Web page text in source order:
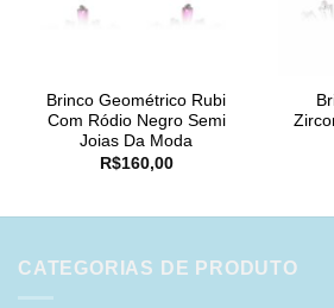
Brinco Geométrico Rubi
Com Ródio Negro Semi
Joias Da Moda
R$160,00
CATEGORIAS DE PRODUTO